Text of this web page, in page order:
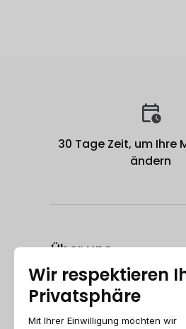
30 Tage Zeit, um Ihre
ändern
Über uns
Der Refurbished-Leitfaden
Wer ist Recommerce®?
Wie bereitet Recommerce®